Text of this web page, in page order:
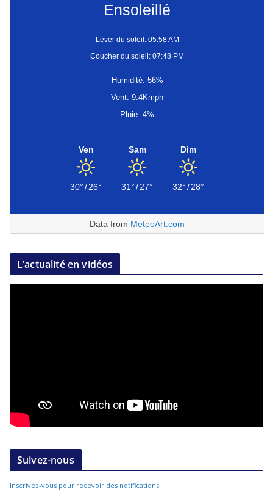
Ensoleillé
Lever du soleil: 05:58 AM
Coucher du soleil: 07:48 PM
Humidité: 56%
Vent: 9.4Kmph
Pluie: 4%
Ven
30°/26°
Sam
31°/27°
Dim
32°/28°
Data from MeteoArt.com
L’actualité en vidéos
Suivez-nous
Inscrivez-vous pour recevoir des notifications